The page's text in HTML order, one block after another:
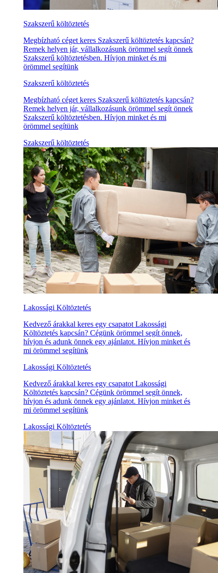
Szakszerű költöztetés
Megbízható céget keres Szakszerű költöztetés kapcsán?
Remek helyen jár, vállalkozásunk örömmel segít önnek
Szakszerű költöztetésben. Hívjon minket és mi
örömmel segítünk
Szakszerű költöztetés
Megbízható céget keres Szakszerű költöztetés kapcsán?
Remek helyen jár, vállalkozásunk örömmel segít önnek
Szakszerű költöztetésben. Hívjon minket és mi
örömmel segítünk
Szakszerű költöztetés
Lakossági Költöztetés
Kedvező árakkal keres egy csapatot Lakossági
Költöztetés kapcsán? Cégünk örömmel segít önnek,
hívjon és adunk önnek egy ajánlatot. Hívjon minket és
mi örömmel segítünk
Lakossági Költöztetés
Kedvező árakkal keres egy csapatot Lakossági
Költöztetés kapcsán? Cégünk örömmel segít önnek,
hívjon és adunk önnek egy ajánlatot. Hívjon minket és
mi örömmel segítünk
Lakossági Költöztetés